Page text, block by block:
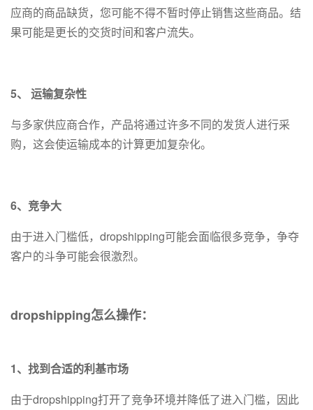
应商的商品缺货，您可能不得不暂时停止销售这些商品。结
果可能是更长的交货时间和客户流失。
5、 运输复杂性
与多家供应商合作，产品将通过许多不同的发货人进行采
购，这会使运输成本的计算更加复杂化。
6、竞争大
由于进入门槛低，dropshipping可能会面临很多竞争，争夺
客户的斗争可能会很激烈。
dropshipping怎么操作：
1、找到合适的利基市场
由于dropshipping打开了竞争环境并降低了进入门槛，因此